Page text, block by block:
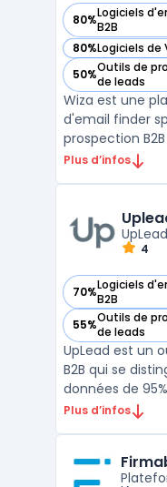
80%Logiciels
B2B
— voir Wiza
80%Logiciels de
— voir Wiza
50%Outils de
de leads
— voir Wiza
Wiza est une
d'email finder
prospection
vérifiées. Elle
multiples. La
Plus d’infos
4
70%Logiciels
B2B
— voir Uplead
55%Outils de
de leads
— voir Uplead
UpLead est un
B2B qui se
données de
des listes de
sa capacité à
Plus d’infos